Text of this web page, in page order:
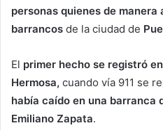
personas quienes de
barrancos de la ciudad de
El primer hecho se registró
Hermosa, cuando vía 911 se
había caído en una barranca
Emiliano Zapata.